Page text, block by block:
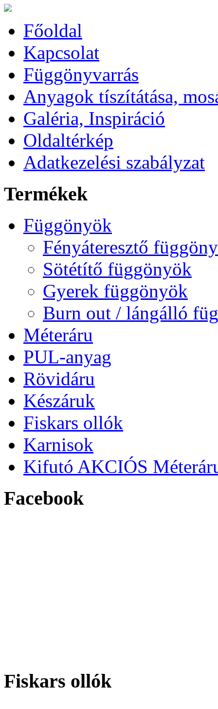
Főoldal
Kapcsolat
Függönyvarrás
Anyagok tíszítátása,
Galéria, Inspiráció
Oldaltérkép
Adatkezelési szabályzat
Termékek
Függönyök
Fényáteresztő
Sötétítő függönyök
Gyerek függönyök
Burn out / lángálló
Méteráru
PUL-anyag
Rövidáru
Készáruk
Fiskars ollók
Karnisok
Kifutó AKCIÓS
Facebook
Fiskars ollók